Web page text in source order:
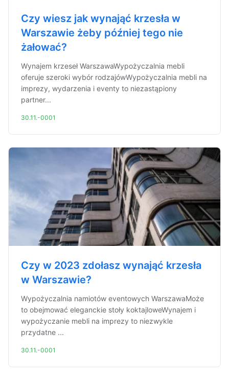
Czy wiesz jak wynająć krzesła w
Warszawie żeby później tego nie
żałować?
Wynajem krzeseł WarszawaWypożyczalnia mebli
oferuje szeroki wybór rodzajówWypożyczalnia mebli na
imprezy, wydarzenia i eventy to niezastąpiony
partner...
30.11.-0001
Czy w 2023 zdołasz wynająć krzesła
w Warszawie?
Wypożyczalnia namiotów eventowych WarszawaMoże
to obejmować eleganckie stoły koktajloweWynajem i
wypożyczanie mebli na imprezy to niezwykle
przydatne ...
30.11.-0001